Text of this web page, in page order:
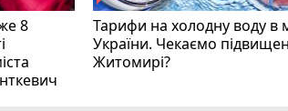
8
Тарифи на холодну воду в
України. Чекаємо
Житомирі?